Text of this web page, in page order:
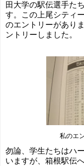
田大学の駅伝選手た
す。この上尾シティ
のエントリーがあり
ントリーしました。
私のエ
勿論、学生たちはハ
いますが、箱根駅伝